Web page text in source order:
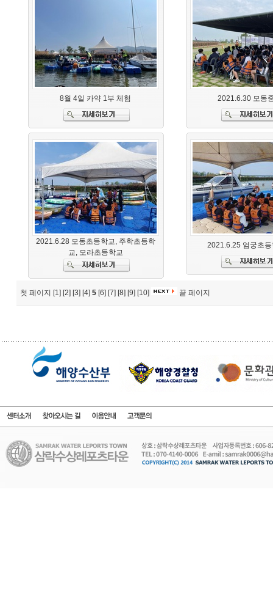
8월 4일 카약 1부 체험 2021.6.30 모동
2021.6.28 모동초등학교, 주학초등학
교, 모라초등학교
2021.6.25 엄궁초
첫 페이지 [1] [2] [3] [4] 5 [6] [7] [8] [9] [10] 끝 페이지